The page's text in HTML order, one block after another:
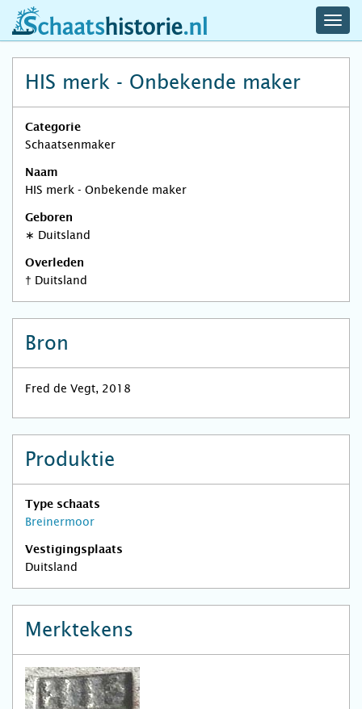
schaatshistorie.nl
HIS merk - Onbekende maker
Categorie
Schaatsenmaker
Naam
HIS merk - Onbekende maker
Geboren
∗ Duitsland
Overleden
† Duitsland
Bron
Fred de Vegt, 2018
Produktie
Type schaats
Breinermoor
Vestigingsplaats
Duitsland
Merktekens